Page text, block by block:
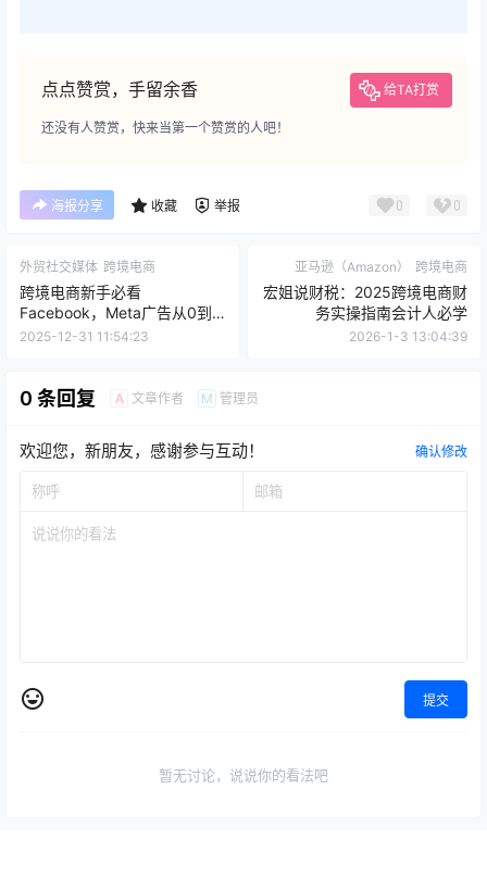
点点赞赏，手留余香 给TA打赏
还没有人赞赏，快来当第一个赞赏的人吧！
海报分享 收藏 举报 0 0
外贸社交媒体 跨境电商
跨境电商新手必看
Facebook，Meta广告从0到1
避坑指南
2025-12-31 11:54:23
亚马逊（Amazon） 跨境电商
宏姐说财税：2025跨境电商财
务实操指南会计人必学
2026-1-3 13:04:39
0 条回复 A 文章作者 M 管理员
欢迎您，新朋友，感谢参与互动！ 确认修改
提交
暂无讨论，说说你的看法吧